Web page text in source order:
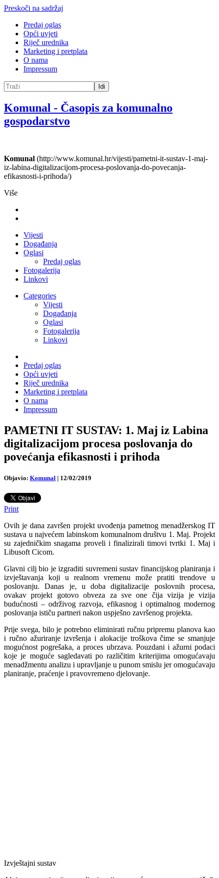
Preskoči na sadržaj
Predaj oglas
Opći uvjeti
Riječ urednika
Marketing i pretplata
O nama
Impressum
Idi
Komunal - Časopis za komunalno
gospodarstvo
Komunal (http://www.komunal.hr/vijesti/pametni-it-sustav-1-maj-
iz-labina-digitalizacijom-procesa-poslovanja-do-povecanja-
efikasnosti-i-prihoda/)
Više
Vijesti
Događanja
Oglasi
Predaj oglas
Fotogalerija
Linkovi
Categories
Vijesti
Događanja
Oglasi
Fotogalerija
Linkovi
Predaj oglas
Opći uvjeti
Riječ urednika
Marketing i pretplata
O nama
Impressum
PAMETNI IT SUSTAV: 1. Maj iz Labina
digitalizacijom procesa poslovanja do
povećanja efikasnosti i prihoda
Objavio: Komunal | 12/02/2019
Print
Ovih je dana završen projekt uvođenja pametnog menadžerskog IT
sustava u najvećem labinskom komunalnom društvu 1. Maj. Projekt
su zajedničkim snagama proveli i finalizirali timovi tvrtki 1. Maj i
Libusoft Cicom.
Glavni cilj bio je izgraditi suvremeni sustav financijskog planiranja i
izvještavanja koji u realnom vremenu može pratiti trendove u
poslovanju. Danas je, u doba digitalizacije poslovnih procesa,
ovakav projekt gotovo obveza za sve one čija vizija je vizija
budućnosti – održivog razvoja, efikasnog i optimalnog modernog
poslovanja ističu partneri nakon uspješno završenog projekta.
Prije svega, bilo je potrebno eliminirati ručnu pripremu planova kao
i ručno ažuriranje izvršenja i alokacije troškova čime se smanjuje
mogućnost pogrešaka, a proces ubrzava. Pouzdani i ažurni podaci
koje je moguće sagledavati po različitim kriterijima omogućavaju
menadžmentu analizu i upravljanje u punom smislu jer omogućavaju
planiranje, praćenje i pravovremeno djelovanje.
Izvještajni sustav